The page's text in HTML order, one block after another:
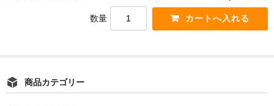
数量
商品カテゴリー